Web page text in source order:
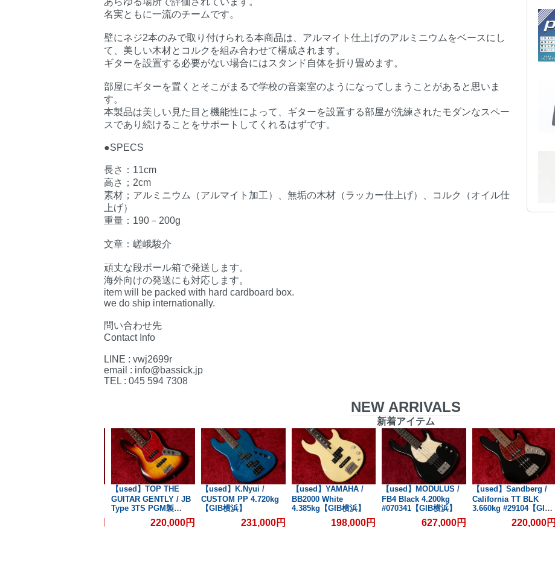
名実ともに一流のチームです。
壁にネジ2本のみで取り付けられる本商品は、アルマイト仕上げのアルミニウムをベースにし
て、美しい木材とコルクを組み合わせて構成されます。
ギターを設置する必要がない場合にはスタンド自体を折り畳めます。
部屋にギターを置くとそこがまるで学校の音楽室のようになってしまうことがあると思いま
す。
本製品は美しい見た目と機能性によって、ギターを設置する部屋が洗練されたモダンなスペー
スであり続けることをサポートしてくれるはずです。
●SPECS
長さ：11cm
高さ；2cm
素材；アルミニウム（アルマイト加工）、無垢の木材（ラッカー仕上げ）、コルク（オイル仕
上げ）
重量：190－200g
文章：嵯峨駿介
頑丈な段ボール箱で発送します。
海外向けの発送にも対応します。
item will be packed with hard cardboard box.
we do ship internationally.
問い合わせ先
Contact Info
LINE : vwj2699r
email : info@bassick.jp
TEL : 045 594 7308
NEW ARRIVALS
新着アイテム
【used】TOP THE
GUITAR GENTLY / JB
Type 3TS PGM製
FingerBoard 4.225kg
220,000円
【used】K.Nyui /
CUSTOM PP 4.720kg
【GIB横浜】
231,000円
【used】YAMAHA /
BB2000 White
4.385kg【GIB横浜】
198,000円
【used】MODULUS /
FB4 Black 4.200kg
#070341【GIB横浜】
627,000円
【used】Sandberg /
California TT BLK
3.660kg #29104【GIB
220,000円